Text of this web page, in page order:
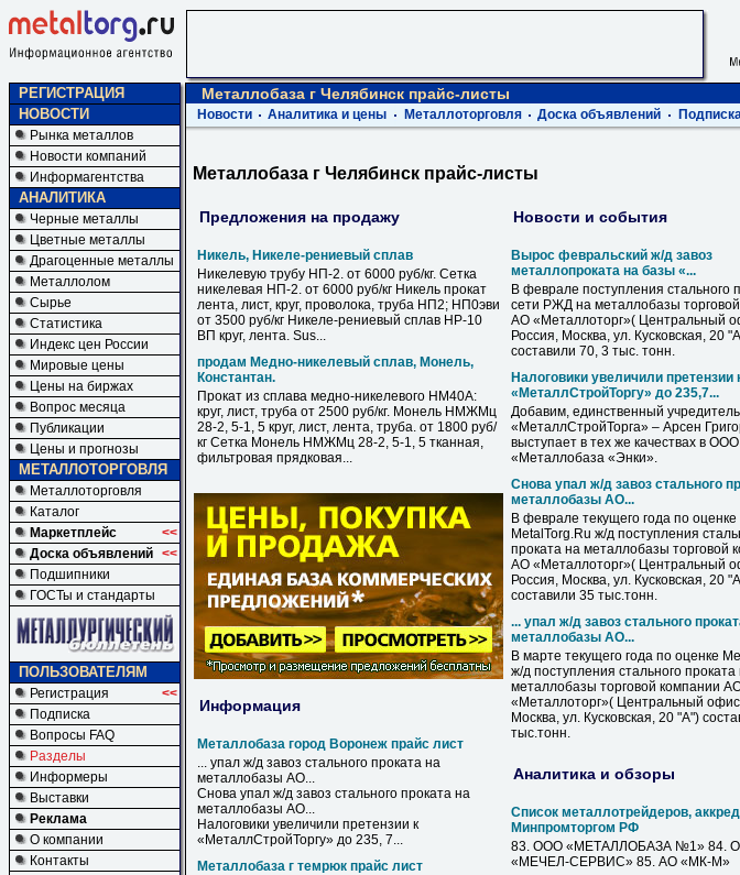
РЕГИСТРАЦИЯ
НОВОСТИ
Рынка металлов
Новости компаний
Информагентства
АНАЛИТИКА
Черные металлы
Цветные металлы
Драгоценные металлы
Металлолом
Сырье
Статистика
Индекс цен России
Мировые цены
Цены на биржах
Вопрос месяца
Публикации
Цены и прогнозы
МЕТАЛЛОТОРГОВЛЯ
Металлоторговля
Каталог
Маркетплейс
<<
Доска объявлений <<
Подшипники
ГОСТы и стандарты
ПОЛЬЗОВАТЕЛЯМ
Регистрация
<<
Подписка
Вопросы FAQ
Разделы
Информеры
Выставки
Реклама
О компании
Контакты
Металлобаза г Челябинск прайс-листы
Новости Аналитика и цены Металлоторговля Доска объявлений
Металлобаза г Челябинск прайс-листы
Предложения на продажу
Никель, Никеле-рениевый сплав
Никелевую трубу НП-2. от 6000 руб/кг. Сетка
никелевая НП-2. от 6000 руб/кг Никель прокат
лента, лист, круг, проволока, труба НП2; НП0эви
от 3500 руб/кг Никеле-рениевый сплав НР-10
ВП круг, лента. Sus...
продам Медно-никелевый сплав, Монель,
Константан.
Прокат из сплава медно-никелевого НМ40А:
круг, лист, труба от 2500 руб/кг. Монель НМЖМц
28-2, 5-1, 5 круг, лист, лента, труба. от 1800 руб/
кг Сетка Монель НМЖМц 28-2, 5-1, 5 тканная,
фильтровая прядковая...
Информация
Металлобаза город Воронеж прайс лист
... упал ж/д завоз стального проката на
металлобазы АО...
Снова упал ж/д завоз стального проката на
металлобазы АО...
Налоговики увеличили претензии к
«МеталлСтройТоргу» до 235, 7...
Металлобаза г темрюк прайс лист
Новости и события
Вырос февральский ж/д завоз
металлопроката на базы «...
В феврале поступления стального
сети РЖД на металлобазы
АО «Металлоторг»( Центральный
Россия, Москва, ул. Кусковская, 20
составили 70, 3 тыс. тонн.
Налоговики увеличили претензии
«МеталлСтройТоргу» до 235,7...
Добавим, единственный
«МеталлСтройТорга» – Арсен
выступает в тех же качествах в ООО
« Металлобаза «Энки».
Снова упал ж/д завоз стального
металлобазы АО...
В феврале текущего года по оценке
MetalTorg.Ru ж/д поступления
проката на металлобазы торговой
АО «Металлоторг»( Центральный
Россия, Москва, ул. Кусковская, 20
составили 35 тыс.тонн.
... упал ж/д завоз стального
металлобазы АО...
В марте текущего года по оценке
ж/д поступления стального проката
металлобазы торговой компании
«Металлоторг»( Центральный
Москва, ул. Кусковская, 20 "А")
тыс.тонн.
Аналитика и обзоры
Список металлотрейдеров,
Минпромторгом РФ
83. ООО « МЕТАЛЛОБАЗА №1» 84.
«МЕЧЕЛ-СЕРВИС» 85. АО «МК-М»